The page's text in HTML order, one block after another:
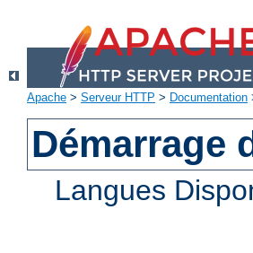
Apache > Serveur HTTP > Documentation
Démarrage
Langues